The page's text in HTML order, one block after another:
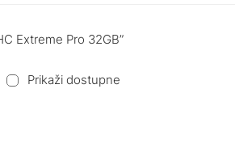
Extreme Pro 32GB”
Prikaži dostupne